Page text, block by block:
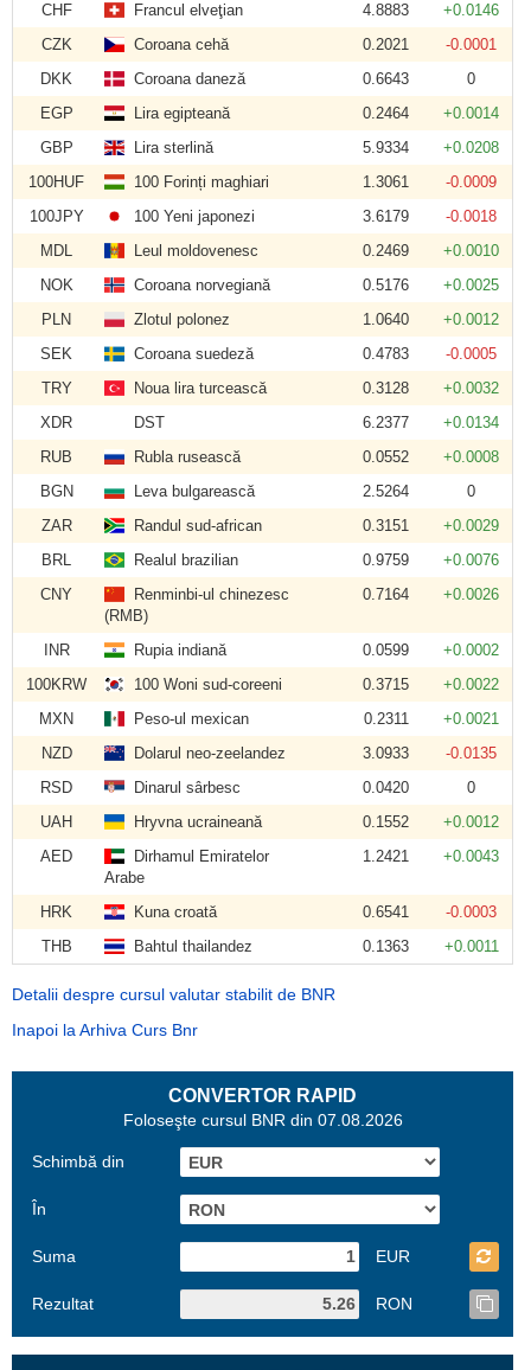
CHF
Francul elveţian 4.8883
+0.0146
CZK
Coroana cehă 0.2021
-0.0001
DKK
Coroana daneză 0.6643
0
EGP
Lira egipteană 0.2464
+0.0014
GBP
Lira sterlină 5.9334
+0.0208
100HUF
100 Forinți maghiari 1.3061
-0.0009
100JPY
100 Yeni japonezi 3.6179
-0.0018
MDL
Leul moldovenesc 0.2469
+0.0010
NOK
Coroana norvegiană 0.5176
+0.0025
PLN
Zlotul polonez 1.0640
+0.0012
SEK
Coroana suedeză 0.4783
-0.0005
TRY
Noua lira turcească 0.3128
+0.0032
XDR
DST 6.2377
+0.0134
RUB
Rubla rusească 0.0552
+0.0008
BGN
Leva bulgarească 2.5264
0
ZAR
Randul sud-african 0.3151
+0.0029
BRL
Realul brazilian 0.9759
+0.0076
CNY
Renminbi-ul chinezesc
(RMB)
0.7164 +0.0026
INR Rupia indiană 0.0599
+0.0002
100KRW
100 Woni sud-coreeni 0.3715
+0.0022
MXN
Peso-ul mexican 0.2311
+0.0021
NZD
Dolarul neo-zeelandez 3.0933
-0.0135
RSD
Dinarul sârbesc 0.0420
0
UAH
Hryvna ucraineană 0.1552
+0.0012
AED
Dirhamul Emiratelor
Arabe
1.2421 +0.0043
HRK Kuna croată 0.6541
-0.0003
THB
Bahtul thailandez 0.1363 +0.0011
Detalii despre cursul valutar stabilit de BNR
Inapoi la Arhiva Curs Bnr
CONVERTOR RAPID
Foloseşte cursul BNR din 07.08.2026
Schimbă din
În
Suma EUR
Rezultat RON